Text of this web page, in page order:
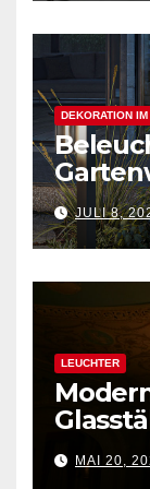
DEKORATION
JULI 8,
LEUCHTER
MAI 20,